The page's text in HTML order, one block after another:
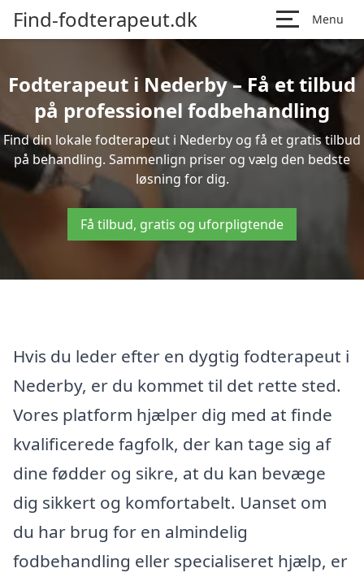
Find-fodterapeut.dk Menu
Fodterapeut i Nederby – Få et tilbud
på professionel fodbehandling
Find din lokale fodterapeut i Nederby og få et gratis tilbud
på behandling. Sammenlign priser og vælg den bedste
løsning for dig.
Få tilbud, gratis og uforpligtende
Hvis du leder efter en dygtig fodterapeut i
Nederby, er du kommet til det rette sted.
Vores platform hjælper dig med at finde
kvalificerede fagfolk, der kan tage sig af
dine fødder og sikre, at du kan bevæge
dig sikkert og komfortabelt. Uanset om
du har brug for en almindelig
fodbehandling eller specialiseret hjælp, er